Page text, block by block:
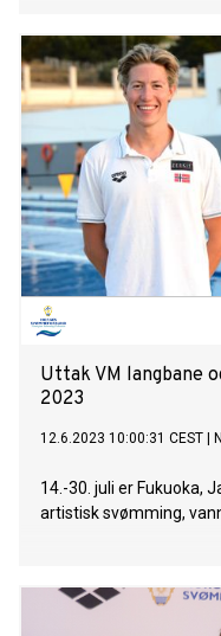
Uttak VM langbane
2023
12.6.2023 10:00:31 CEST
14.-30. juli er Fukuoka,
artistisk svømming,